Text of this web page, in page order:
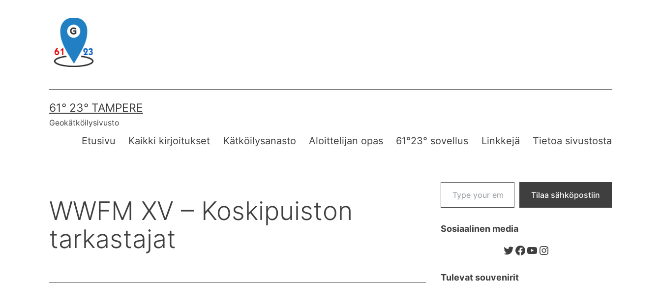
61° 23° TAMPERE
Geokätköilysivusto
Etusivu Kaikki kirjoitukset Kätköilysanasto Aloittelijan opas 61°23° sovellus Linkkejä Tietoa sivustosta
WWFM XV – Koskipuiston
tarkastajat
Type your email…
Tilaa sähköpostiin
Sosiaalinen media
Twitter
Facebook
YouTube
Instagram
Tulevat souvenirit